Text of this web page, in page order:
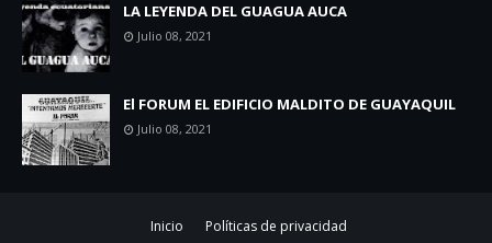
LA LEYENDA DEL GUAGUA AUCA
Julio 08, 2021
El FORUM EL EDIFICIO MALDITO DE GUAYAQUIL
Julio 08, 2021
Inicio Políticas de privacidad